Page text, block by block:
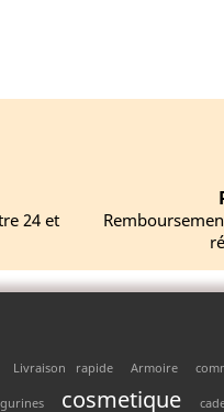
24 et
Livraison rapide Armoire
cosmetique